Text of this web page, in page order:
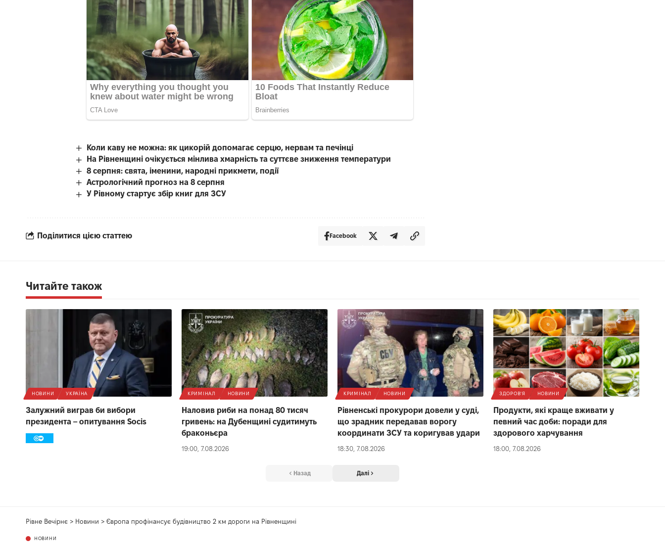
Коли каву не можна: як цикорій допомагає серцю, нервам та печінці
На Рівненщині очікується мінлива хмарність та суттєве зниження температури
8 серпня: свята, іменини, народні прикмети, події
Астрологічний прогноз на 8 серпня
У Рівному стартує збір книг для ЗСУ
Поділитися цією статтею Facebook
Читайте також
НОВИНИ УКРАЇНА
Залужний виграв би вибори
президента – опитування Socis
КРИМІНАЛ НОВИНИ
Наловив риби на понад 80 тисяч
гривень: на Дубенщині судитимуть
браконьєра
19:00, 7.08.2026
КРИМІНАЛ НОВИНИ
Рівненські прокурори довели у суді,
що зрадник передавав ворогу
координати ЗСУ та коригував удари
18:30, 7.08.2026
ЗДОРОВ'Я НОВИНИ
Продукти, які краще вживати у
певний час доби: поради для
здорового харчування
18:00, 7.08.2026
Назад Далі
Рівне Вечірнє > Новини > Європа профінансує будівництво 2 км дороги на Рівненщині
НОВИНИ